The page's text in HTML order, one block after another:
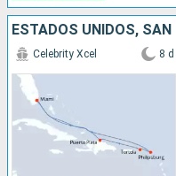
Celebrity Xcel 8 d